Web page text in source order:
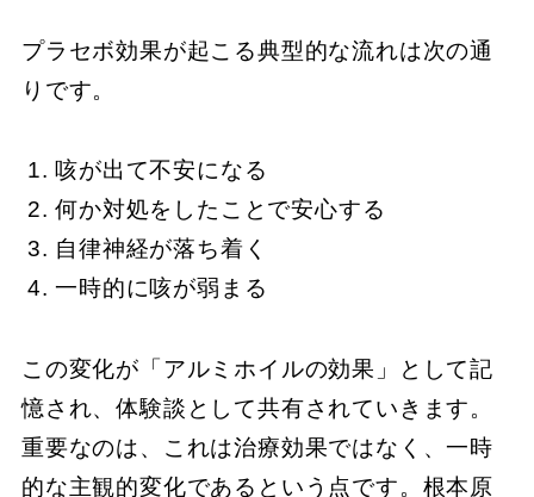
プラセボ効果が起こる典型的な流れは次の通
りです。
咳が出て不安になる
何か対処をしたことで安心する
自律神経が落ち着く
一時的に咳が弱まる
この変化が「アルミホイルの効果」として記
憶され、体験談として共有されていきます。
重要なのは、これは治療効果ではなく、一時
的な主観的変化であるという点です。根本原